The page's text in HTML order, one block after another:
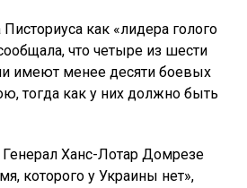
как «лидера голого
что четыре из шести
имеют менее десяти боевых
тогда как у них должно быть
Ханс-Лотар Домрезе
которого у Украины нет»,